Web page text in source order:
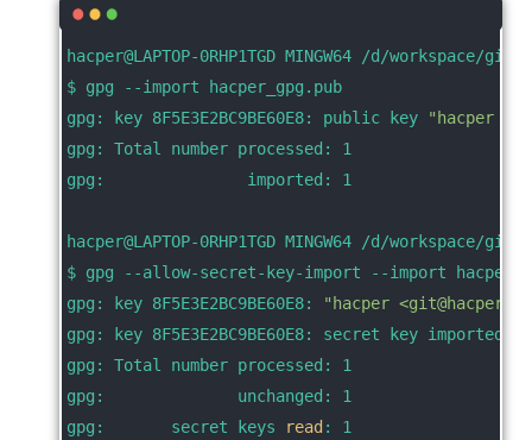
hacper@LAPTOP-0RHP1TGD MINGW64 /d/workspace/
$ gpg --import hacper_gpg.pub
gpg: key 8F5E3E2BC9BE60E8: public key
"hacper
gpg: Total number processed: 1
gpg:               imported: 1
hacper@LAPTOP-0RHP1TGD MINGW64 /d/workspace/
$ gpg --allow-secret-key-import --import
gpg: key 8F5E3E2BC9BE60E8:
"hacper
gpg: key 8F5E3E2BC9BE60E8: secret key imported
gpg: Total number processed: 1
gpg:              unchanged: 1
gpg:       secret keys
read : 1